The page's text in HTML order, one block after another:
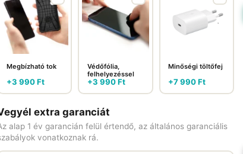
Megbízható tok
+3 990Ft
Védőfólia,
felhelyezéssel
+3 990Ft
Minőségi töltőfej
+7 990Ft
extra garanciát
alap 1 év garancián felül értendő, az általános garanciális
vonatkoznak rá.